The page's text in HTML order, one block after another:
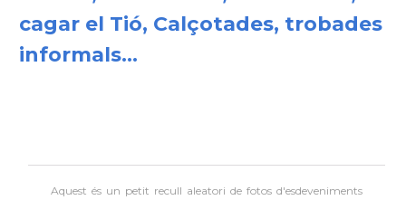
cagar el Tió, Calçotades, trobades
informals...
Aquest és un petit recull aleatori defotos d'esdeveniments